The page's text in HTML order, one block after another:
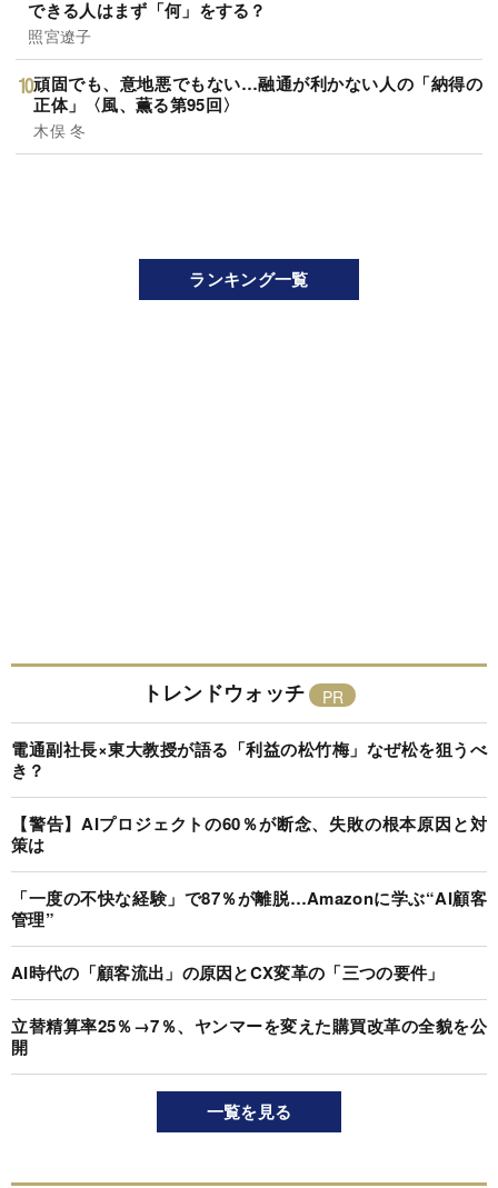
できる人はまず「何」をする？
照宮遼子
頑固でも、意地悪でもない…融通が利かない人の「納得の
正体」〈風、薫る第95回〉
木俣 冬
ランキング一覧
トレンドウォッチ
電通副社長×東大教授が語る「利益の松竹梅」なぜ松を狙うべ
き？
【警告】AIプロジェクトの60％が断念、失敗の根本原因と対
策は
「一度の不快な経験」で87％が離脱…Amazonに学ぶ“AI顧客
管理”
AI時代の「顧客流出」の原因とCX変革の「三つの要件」
立替精算率25％→7％、ヤンマーを変えた購買改革の全貌を公
開
一覧を見る